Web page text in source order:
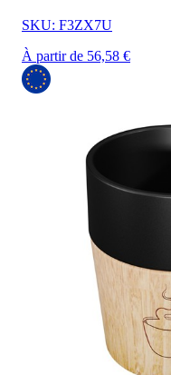
SKU: F3ZX7U
À partir de 56,58 €